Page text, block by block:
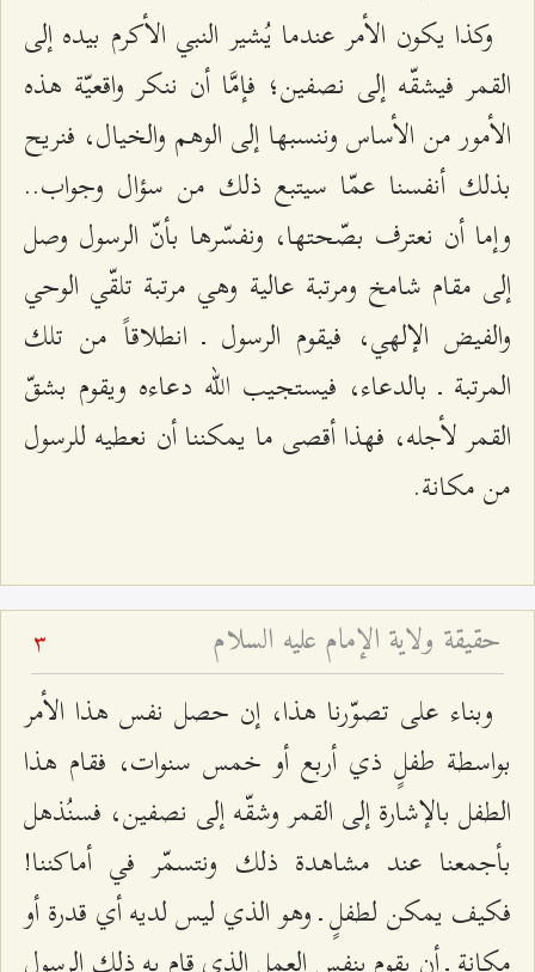
وكذا يكون الأمر عندما يُشير النبي الأكرم بيده إلى
القمر فيشقّه إلى نصفين؛ فإمَّا أن ننكر واقعيّة هذه
الأمور من الأساس وننسبها إلى الوهم والخيال، فنريح
بذلك أنفسنا عمّا سيتبع ذلك من سؤال وجواب..
وإما أن نعترف بصّحتها، ونفسّرها بأنّ الرسول وصل
إلى مقام شامخ ومرتبة عالية وهي مرتبة تلقّي الوحي
والفيض الإلهي، فيقوم الرسول ـ انطلاقاً من تلك
المرتبة ـ بالدعاء، فيستجيب الله دعاءه ويقوم بشقّ
القمر لأجله، فهذا أقصى ما يمكننا أن نعطيه للرسول
من مكانة.
حقيقة ولاية الإمام عليه السلام 3
وبناء على تصوّرنا هذا، إن حصل نفس هذا الأمر
بواسطة طفلٍ ذي أربع أو خمس سنوات، فقام هذا
الطفل بالإشارة إلى القمر وشقّه إلى نصفين، فسنُذهل
بأجمعنا عند مشاهدة ذلك ونتسمّر في أماكننا!
فكيف يمكن لطفلٍ ـ وهو الذي ليس لديه أي قدرة أو